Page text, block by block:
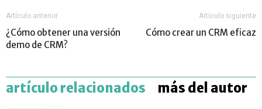
Artículo anterior
¿Cómo obtener una versión
demo de CRM?
Artículo siguiente
Cómo crear un CRM eficaz
artículo relacionados más del autor